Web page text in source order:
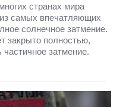
странах мира
самых впечатляющих
солнечное затмение.
закрыто полностью,
затмение.